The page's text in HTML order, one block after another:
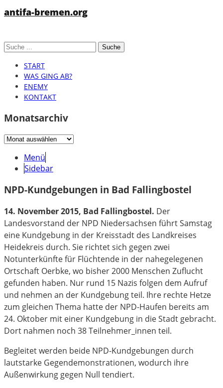
antifa-bremen.org
START
WAS GING AB?
ENEMY
KONTAKT
Monatsarchiv
Monatsarchiv
Menü
Sidebar
NPD-Kundgebungen in Bad Fallingbostel
14. November 2015, Bad Fallingbostel. Der
Landesvorstand der NPD Niedersachsen führt Samstag
eine Kundgebung in der Kreisstadt des Landkreises
Heidekreis durch. Sie richtet sich gegen zwei
Notunterkünfte für Flüchtende in der nahegelegenen
Ortschaft Oerbke, wo bisher 2000 Menschen Zuflucht
gefunden haben. Nur rund 15 Nazis folgen dem Aufruf
und nehmen an der Kundgebung teil. Ihre rechte Hetze
zum gleichen Thema hatte der NPD-Haufen bereits am
24. Oktober mit einer Kundgebung in die Stadt gebracht.
Dort nahmen noch 38 Teilnehmer_innen teil.
Begleitet werden beide NPD-Kundgebungen durch
lautstarke Gegendemonstrationen, wodurch ihre
Außenwirkung gegen Null tendiert.